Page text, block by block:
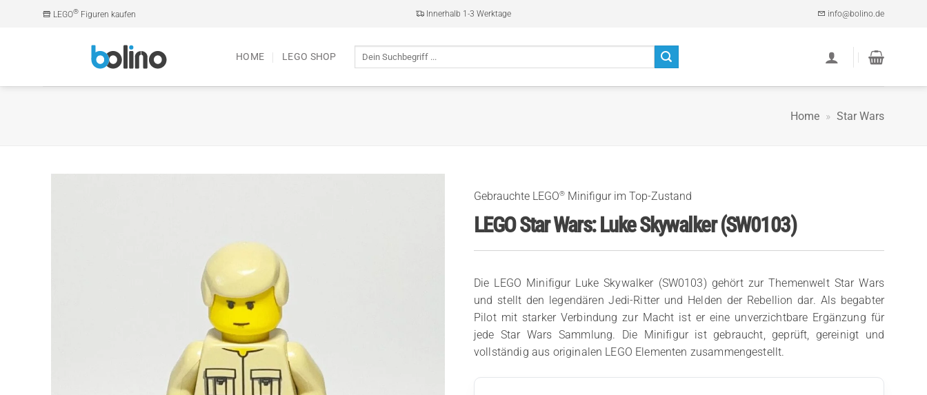
LEGO® Figuren kaufen Innerhalb 1-3 Werktage info@bolino.de
HOME LEGO SHOP
Suche
Home » Star Wars
Gebrauchte LEGO® Minifigur im Top-Zustand
LEGO Star Wars: Luke Skywalker (SW0103)
Die LEGO Minifigur Luke Skywalker (SW0103) gehört zur Themenwelt Star Wars
und stellt den legendären Jedi-Ritter und Helden der Rebellion dar. Als begabter
Pilot mit starker Verbindung zur Macht ist er eine unverzichtbare Ergänzung für
jede Star Wars Sammlung. Die Minifigur ist gebraucht, geprüft, gereinigt und
vollständig aus originalen LEGO Elementen zusammengestellt.